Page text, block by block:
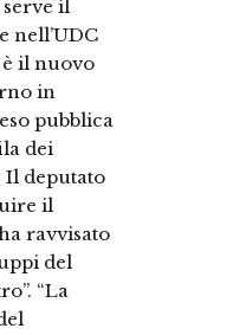
serve il
nell’UDC
è il nuovo
in
pubblica
dei
Il deputato
il
ravvisato
del
“La